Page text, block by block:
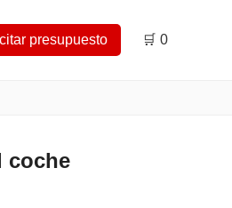
presupuesto 🛒 0
coche